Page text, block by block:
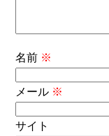
名前 ※
メール ※
サイト